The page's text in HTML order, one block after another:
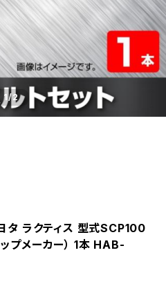
1/2
タ ラクティス 型式SCP100
プメーカー） 1本 HAB-